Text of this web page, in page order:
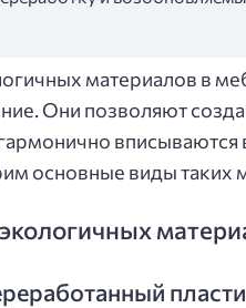
материалов в
Они позволяют
основные виды таких